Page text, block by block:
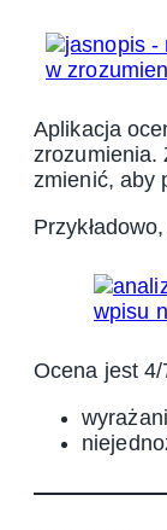
Aplikacja
zrozumienia.
zmienić, aby
Ocena jest 4/